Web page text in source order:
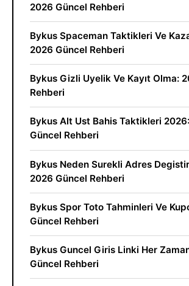
2026 Güncel Rehberi
Bykus Spaceman Taktikleri Ve
2026 Güncel Rehberi
Bykus Gizli Uyelik Ve Kayıt Olma:
Rehberi
Bykus Alt Ust Bahis Taktikleri
Güncel Rehberi
Bykus Neden Surekli Adres
2026 Güncel Rehberi
Bykus Spor Toto Tahminleri Ve
Güncel Rehberi
Bykus Guncel Giris Linki Her
Güncel Rehberi